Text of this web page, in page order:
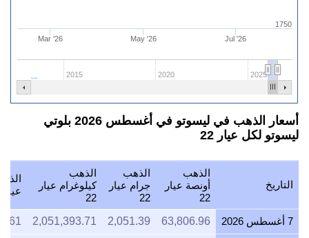
Mar '26 May '26 Jul '26
2015 2020 2025
1750
أسعار الذهب في ليسوتو في أغسطس 2026 بلوتي
ليسوتو لكل عيار 22
التاريخ
الذهب
أونصة عيار
22
الذهب
جرام عيار
22
الذهب
كيلوغرام عيار
22
عيار 22
7 أغسطس 2026 63,806.96
2,051.39
2,051,393.71